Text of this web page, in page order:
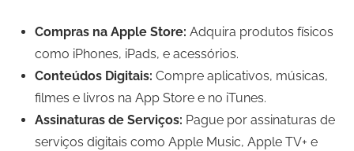
Compras na Apple Store: Adquira produtos físicos
como iPhones, iPads, e acessórios.
Conteúdos Digitais: Compre aplicativos, músicas,
filmes e livros na App Store e no iTunes.
Assinaturas de Serviços: Pague por assinaturas de
serviços digitais como Apple Music, Apple TV+ e